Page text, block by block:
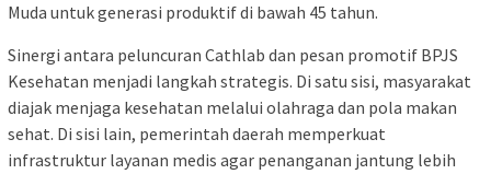
Muda untuk generasi produktif di bawah 45 tahun.
Sinergi antara peluncuran Cathlab dan pesan promotif BPJS
Kesehatan menjadi langkah strategis. Di satu sisi, masyarakat
diajak menjaga kesehatan melalui olahraga dan pola makan
sehat. Di sisi lain, pemerintah daerah memperkuat
infrastruktur layanan medis agar penanganan jantung lebih